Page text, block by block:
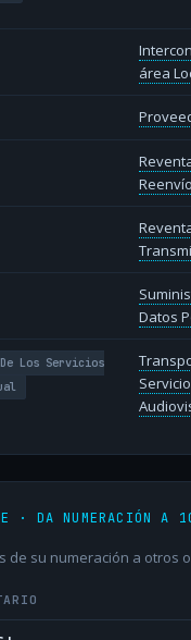
área
Datos
Los Servicios
· DA NUMERACIÓN A
de su numeración a